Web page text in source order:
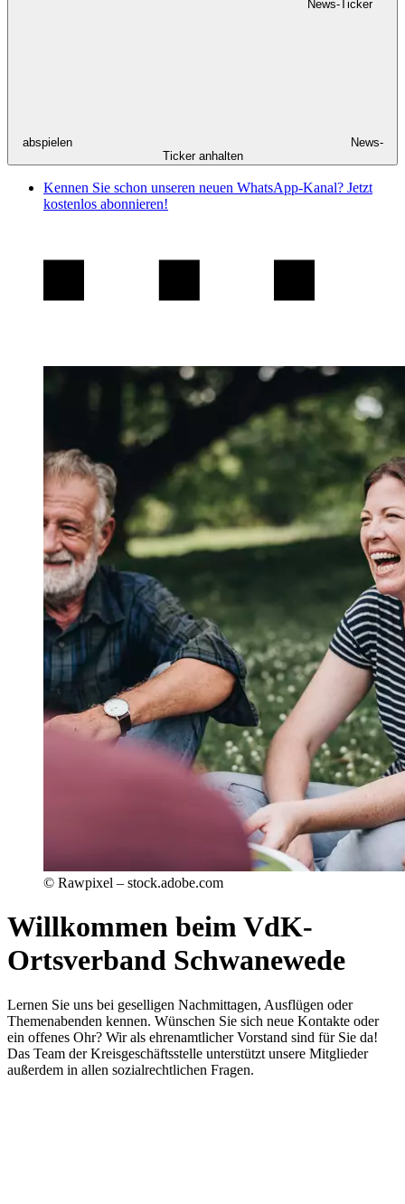
News-Ticker
abspielen
News-
Ticker anhalten
Kennen Sie schon unseren neuen WhatsApp-Kanal? Jetzt
kostenlos abonnieren!
© Rawpixel – stock.adobe.com
Willkommen beim VdK-
Ortsverband Schwanewede
Lernen Sie uns bei geselligen Nachmittagen, Ausflügen oder
Themenabenden kennen. Wünschen Sie sich neue Kontakte oder
ein offenes Ohr? Wir als ehrenamtlicher Vorstand sind für Sie da!
Das Team der Kreisgeschäftsstelle unterstützt unsere Mitglieder
außerdem in allen sozialrechtlichen Fragen.